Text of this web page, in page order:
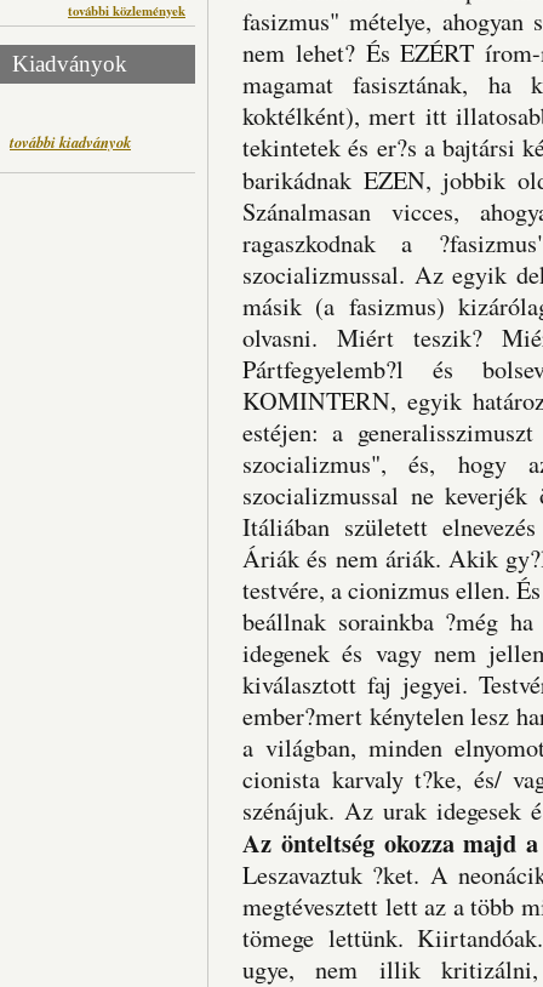
további közlemények
Kiadványok
további kiadványok
fasizmus" mételye, ahogyan
nem lehet? És EZÉRT
magamat fasisztának,
koktélként), mert itt
tekintetek és er?s a bajtársi
barikádnak EZEN, jobbik
Szánalmasan vicces,
ragaszkodnak a
szocializmussal. Az egyik
másik (a fasizmus)
olvasni. Miért teszik?
Pártfegyelemb?l és
KOMINTERN, egyik
estéjen: a
szocializmus", és, hogy
szocializmussal ne keverjék
Itáliában született
Áriák és nem áriák. Akik
testvére, a cionizmus ellen.
beállnak sorainkba ?még
idegenek és vagy nem
kiválasztott faj jegyei.
ember?mert kénytelen lesz
a világban, minden
cionista karvaly t?ke, és/
szénájuk. Az urak idegesek
Az önteltség okozza majd
Leszavaztuk ?ket. A
megtévesztett lett az a több
tömege lettünk.
ugye, nem illik